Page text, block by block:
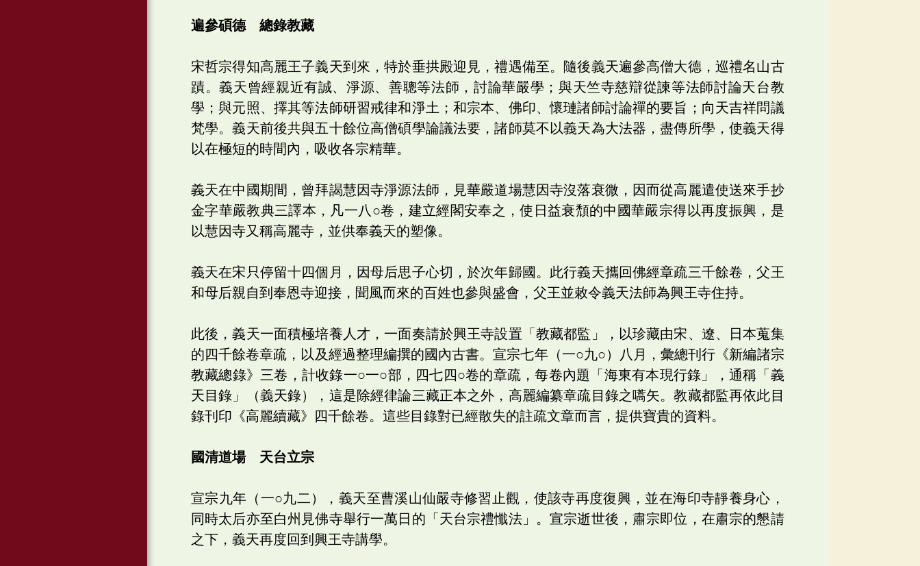
遍參碩德 總錄教藏
宋哲宗得知高麗王子義天到來，特於垂拱殿迎見，禮遇備至。隨後義天遍參高僧大德，巡禮名山古
蹟。義天曾經親近有誠、淨源、善聰等法師，討論華嚴學；與天竺寺慈辯從諫等法師討論天台教
學；與元照、擇其等法師研習戒律和淨土；和宗本、佛印、懷璉諸師討論禪的要旨；向天吉祥問議
梵學。義天前後共與五十餘位高僧碩學論議法要，諸師莫不以義天為大法器，盡傳所學，使義天得
以在極短的時間內，吸收各宗精華。
義天在中國期間，曾拜謁慧因寺淨源法師，見華嚴道場慧因寺沒落衰微，因而從高麗遣使送來手抄
金字華嚴教典三譯本，凡一八○卷，建立經閣安奉之，使日益衰頹的中國華嚴宗得以再度振興，是
以慧因寺又稱高麗寺，並供奉義天的塑像。
義天在宋只停留十四個月，因母后思子心切，於次年歸國。此行義天攜回佛經章疏三千餘卷，父王
和母后親自到奉恩寺迎接，聞風而來的百姓也參與盛會，父王並敕令義天法師為興王寺住持。
此後，義天一面積極培養人才，一面奏請於興王寺設置「教藏都監」，以珍藏由宋、遼、日本蒐集
的四千餘卷章疏，以及經過整理編撰的國內古書。宣宗七年（一○九○）八月，彙總刊行《新編諸宗
教藏總錄》三卷，計收錄一○一○部，四七四○卷的章疏，每卷內題「海東有本現行錄」，通稱「義
天目錄」（義天錄），這是除經律論三藏正本之外，高麗編纂章疏目錄之嚆矢。教藏都監再依此目
錄刊印《高麗續藏》四千餘卷。這些目錄對已經散失的註疏文章而言，提供寶貴的資料。
國清道場 天台立宗
宣宗九年（一○九二），義天至曹溪山仙嚴寺修習止觀，使該寺再度復興，並在海印寺靜養身心，
同時太后亦至白州見佛寺舉行一萬日的「天台宗禮懺法」。宣宗逝世後，肅宗即位，在肅宗的懇請
之下，義天再度回到興王寺講學。